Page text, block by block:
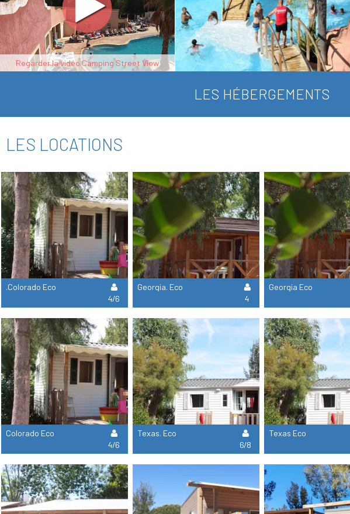
Regarder la vidéo Camping Street View
LES HÉBERGEMENTS
LES LOCATIONS
.Colorado Eco
4/6
Georgia. Eco
4
Georgia Eco
Colorado Eco
4/6
Texas. Eco
6/8
Texas Eco